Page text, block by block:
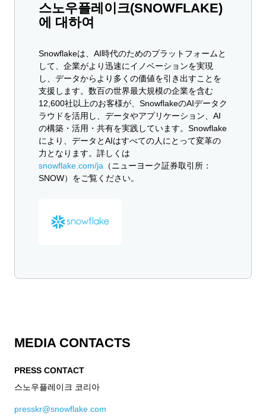
스노우플레이크(SNOWFLAKE)
에 대하여
Snowflakeは、AI時代のためのプラットフォームと
して、企業がより迅速にイノベーションを実現
し、データからより多くの価値を引き出すことを
支援します。数百の世界最大規模の企業を含む
12,600社以上のお客様が、SnowflakeのAIデータク
ラウドを活用し、データやアプリケーション、AI
の構築・活用・共有を実践しています。Snowflake
により、データとAIはすべての人にとって変革の
力となります。詳しくは
snowflake.com/ja （ニューヨーク証券取引所：
SNOW）をご覧ください。
MEDIA CONTACTS
PRESS CONTACT
스노우플레이크 코리아
presskr@snowflake.com